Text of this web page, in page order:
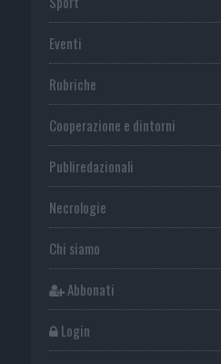
Eventi
Rubriche
Cooperazione e dintorni
Publiredazionali
Necrologie
Chi siamo
Abbonati
Login